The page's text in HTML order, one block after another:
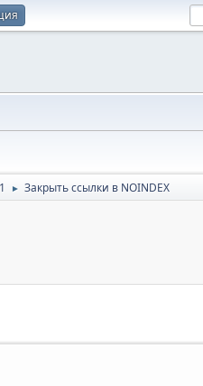
► Закрыть ссылки в NOINDEX